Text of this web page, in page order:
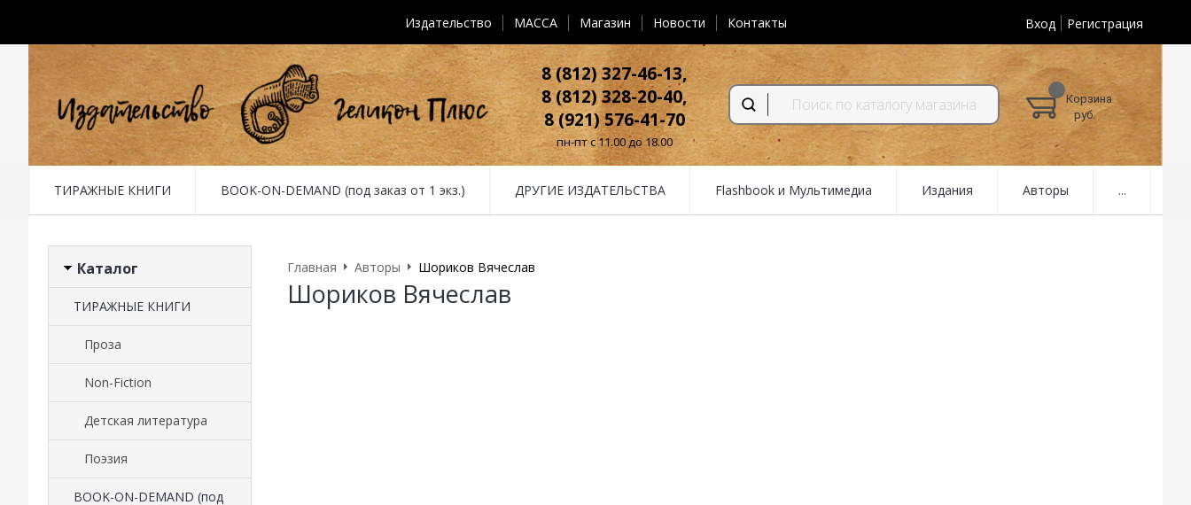
Издательство MACCA Магазин Новости Контакты Вход Регистрация
8 (812) 327-46-13,
8 (812) 328-20-40,
8 (921) 576-41-70
пн-пт с 11.00 до 18.00
Корзина
руб.
ТИРАЖНЫЕ КНИГИ BOOK-ON-DEMAND (под заказ от 1 экз.) ДРУГИЕ ИЗДАТЕЛЬСТВА Flashbook и Мультимедиа Издания Авторы ...
Каталог
ТИРАЖНЫЕ КНИГИ
Проза
Non-Fiction
Детская литература
Поэзия
BOOK-ON-DEMAND (под
Главная Авторы Шориков Вячеслав
Шориков Вячеслав